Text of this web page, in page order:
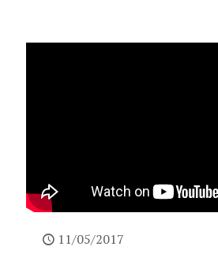
11/05/2017